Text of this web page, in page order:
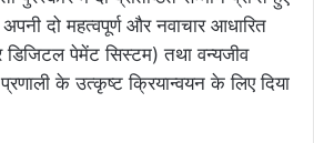
दो महत्वपूर्ण और नवाचार आधारित
पेमेंट सिस्टम) तथा वन्यजीव
के उत्कृष्ट क्रियान्वयन के लिए दिया